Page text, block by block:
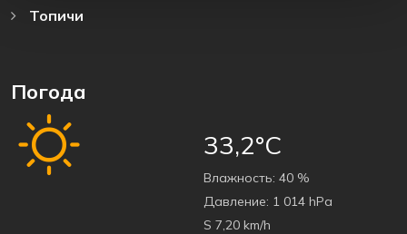
Топичи
Погода
33,2°C
Bлажность: 40 %
Давление: 1 014 hPa
S 7,20 km/h